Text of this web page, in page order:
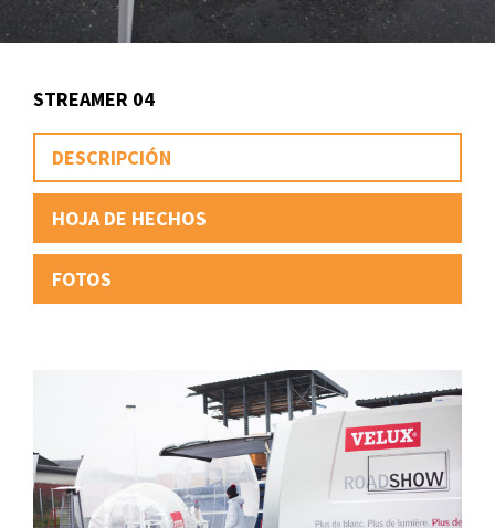
STREAMER 04
DESCRIPCIÓN
HOJA DE HECHOS
FOTOS